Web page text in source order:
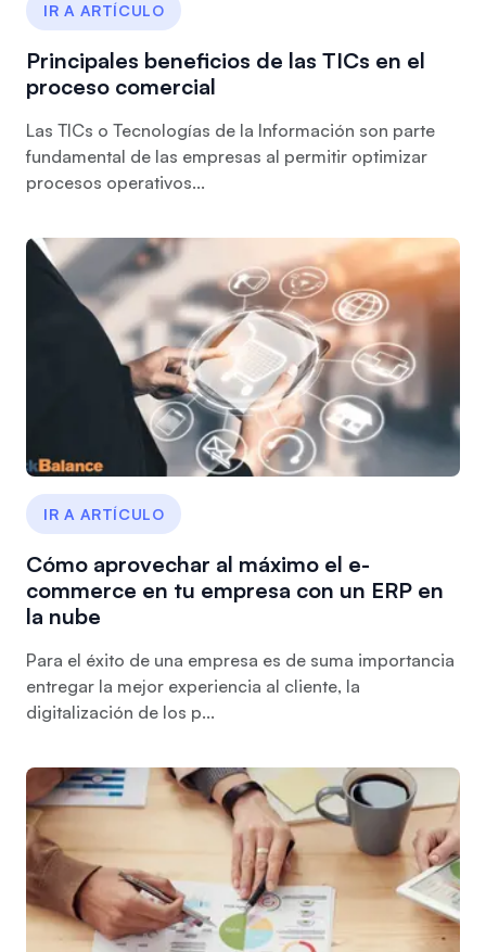
IR A ARTÍCULO
Principales beneficios de las TICs en el
proceso comercial
Las TICs o Tecnologías de la Información son parte
fundamental de las empresas al permitir optimizar
procesos operativos...
IR A ARTÍCULO
Cómo aprovechar al máximo el e-
commerce en tu empresa con un ERP en
la nube
Para el éxito de una empresa es de suma importancia
entregar la mejor experiencia al cliente, la
digitalización de los p...